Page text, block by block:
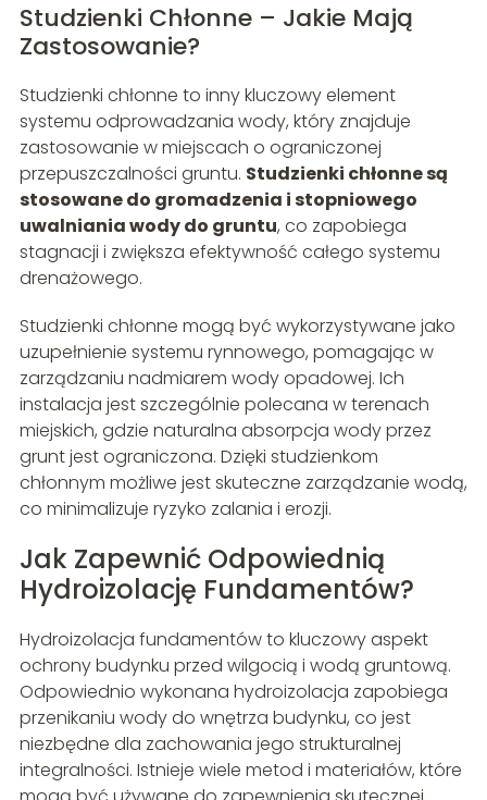
Studzienki Chłonne – Jakie Mają
Zastosowanie?
Studzienki chłonne to inny kluczowy element
systemu odprowadzania wody, który znajduje
zastosowanie w miejscach o ograniczonej
przepuszczalności gruntu. Studzienki chłonne są
stosowane do gromadzenia i stopniowego
uwalniania wody do gruntu, co zapobiega
stagnacji i zwiększa efektywność całego systemu
drenażowego.
Studzienki chłonne mogą być wykorzystywane jako
uzupełnienie systemu rynnowego, pomagając w
zarządzaniu nadmiarem wody opadowej. Ich
instalacja jest szczególnie polecana w terenach
miejskich, gdzie naturalna absorpcja wody przez
grunt jest ograniczona. Dzięki studzienkom
chłonnym możliwe jest skuteczne zarządzanie wodą,
co minimalizuje ryzyko zalania i erozji.
Jak Zapewnić Odpowiednią
Hydroizolację Fundamentów?
Hydroizolacja fundamentów to kluczowy aspekt
ochrony budynku przed wilgocią i wodą gruntową.
Odpowiednio wykonana hydroizolacja zapobiega
przenikaniu wody do wnętrza budynku, co jest
niezbędne dla zachowania jego strukturalnej
integralności. Istnieje wiele metod i materiałów, które